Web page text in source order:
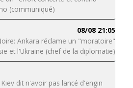
(communiqué)
08/08 21:05
Ankara réclame un "moratoire"
et l'Ukraine (chef de la diplomatie)
dit n'avoir pas lancé d'engin